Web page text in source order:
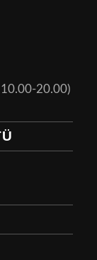
10.00-20.00)